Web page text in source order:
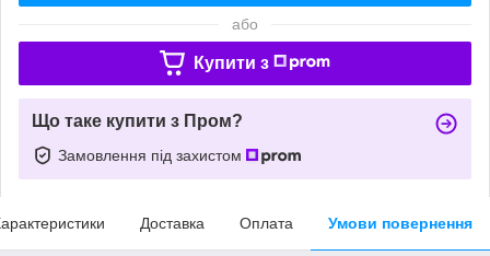
або
Купити з
Що таке купити з Пром?
Замовлення під захистом
Доставка Оплата Умови повернення